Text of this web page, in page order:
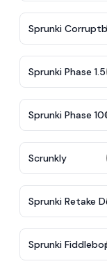
Sprunki
Sprunki Phase 1.5
Sprunki Phase
Scrunkly
Sprunki Retake
Sprunki